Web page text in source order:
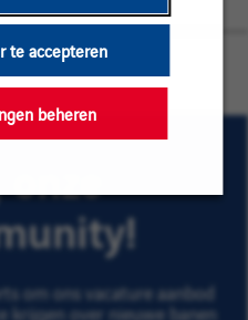
te accepteren
beheren
om ons vacature aanbod
krijgen over nieuwe banen